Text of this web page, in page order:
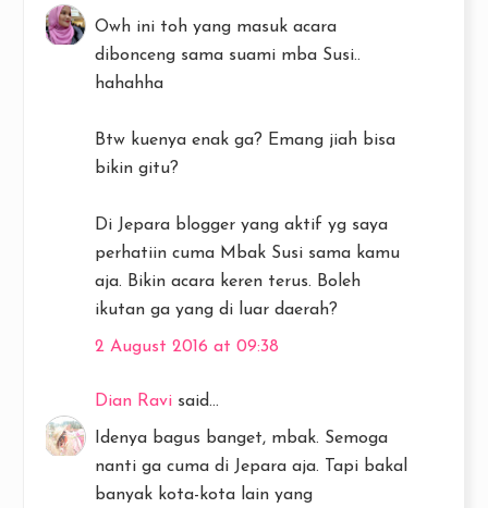
Owh ini toh yang masuk acara
dibonceng sama suami mba Susi..
hahahha
Btw kuenya enak ga? Emang jiah bisa
bikin gitu?
Di Jepara blogger yang aktif yg saya
perhatiin cuma Mbak Susi sama kamu
aja. Bikin acara keren terus. Boleh
ikutan ga yang di luar daerah?
2 August 2016 at 09:38
Dian Ravi said...
Idenya bagus banget, mbak. Semoga
nanti ga cuma di Jepara aja. Tapi bakal
banyak kota-kota lain yang